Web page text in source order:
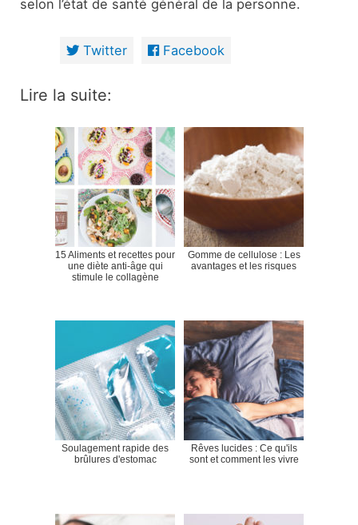
selon l’état de santé général de la personne.
Twitter Facebook
Lire la suite:
15 Aliments et recettes pour
une diète anti-âge qui
stimule le collagène
Gomme de cellulose : Les
avantages et les risques
Soulagement rapide des
brûlures d'estomac
Rêves lucides : Ce qu'ils
sont et comment les vivre